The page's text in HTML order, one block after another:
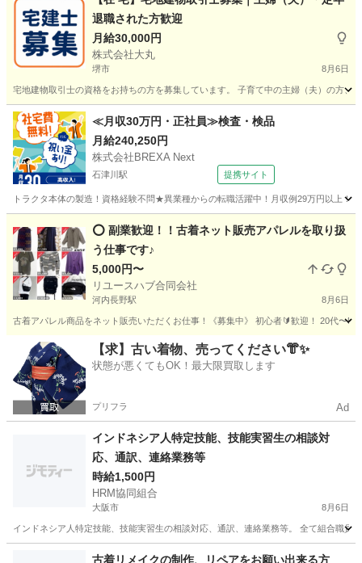
退職された方歓迎
月給30,000円
株式会社大丸
堺市 8月6日
宅地建物取引士の資格をお持ちの方を募集しています。 子育て中の主婦（夫）の方
大阪 堺市 その他 宅地建物取引士
≪月収30万円・正社員≫検査・検品
月給240,250円
株式会社BREXA Next
石津川駅 提携サイト
トラクタ本体の製造！資格経験不問★異業種からの転職活躍中！月収例29万円以上
石津川駅 その他
⭕️ 副業歓迎！！古着ネット販売アパレルを取り扱
う仕事です♪
5,000円〜
リユースハブ合同会社
河内長野駅 8月6日
古着アパレル商品をネット販売いただくお仕事！《募集中》 初心者🔰歓迎！ 20代〜
大阪 河内長野市 河内長野駅 その他 ネット
【求】古い着物、売ってください👘✨
状態が悪くてもOK！最大限買取します
プリフラ Ad
インドネシア人特定技能、技能実習生の相談対
応、通訳、連絡業務等
時給1,500円
HRM協同組合
大阪市 8月6日
インドネシア人特定技能、技能実習生の相談対応、通訳、連絡業務等。 全て組合職
その他 特定技能
古着リメイクの制作、リペアをお願い出来る方